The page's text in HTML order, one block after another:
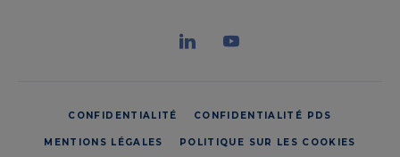
CONFIDENTIALITÉ CONFIDENTIALITÉ PDS
MENTIONS LÉGALES POLITIQUE SUR LES COOKIES